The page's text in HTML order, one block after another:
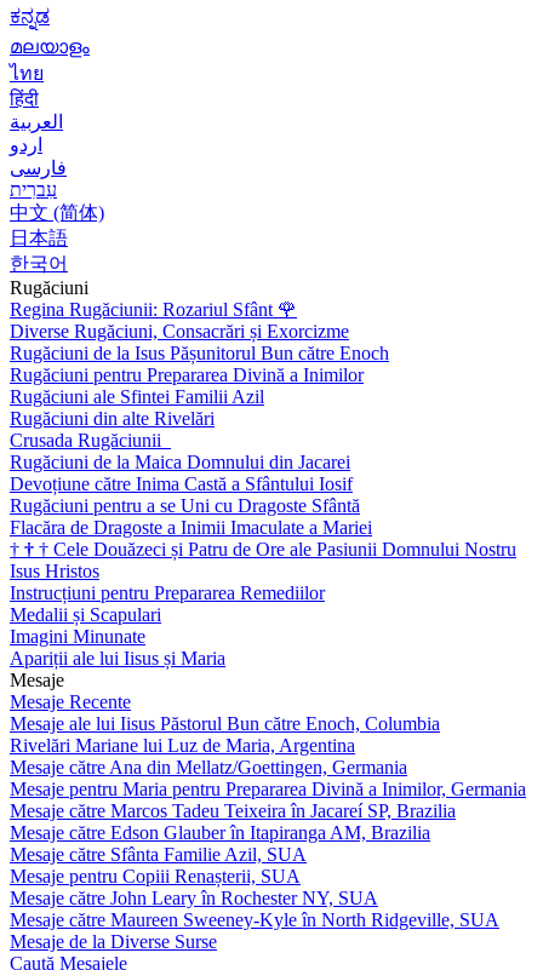
ಕನ್ನಡ
മലയാളം
ไทย
हिंदी
العربية
اردو
فارسی
עִברִית
中文 (简体)
日本語
한국어
Rugăciuni
Regina Rugăciunii: Rozariul Sfânt 🌹
Diverse Rugăciuni, Consacrări și Exorcizme
Rugăciuni de la Isus Pășunitorul Bun către Enoch
Rugăciuni pentru Prepararea Divină a Inimilor
Rugăciuni ale Sfintei Familii Azil
Rugăciuni din alte Rivelări
Crusada Rugăciunii
Rugăciuni de la Maica Domnului din Jacarei
Devoțiune către Inima Castă a Sfântului Iosif
Rugăciuni pentru a se Uni cu Dragoste Sfântă
Flacăra de Dragoste a Inimii Imaculate a Mariei
† † † Cele Douăzeci și Patru de Ore ale Pasiunii Domnului Nostru
Isus Hristos
Instrucțiuni pentru Prepararea Remediilor
Medalii și Scapulari
Imagini Minunate
Apariții ale lui Iisus și Maria
Mesaje
Mesaje Recente
Mesaje ale lui Iisus Păstorul Bun către Enoch, Columbia
Rivelări Mariane lui Luz de Maria, Argentina
Mesaje către Ana din Mellatz/Goettingen, Germania
Mesaje pentru Maria pentru Prepararea Divină a Inimilor, Germania
Mesaje către Marcos Tadeu Teixeira în Jacareí SP, Brazilia
Mesaje către Edson Glauber în Itapiranga AM, Brazilia
Mesaje către Sfânta Familie Azil, SUA
Mesaje pentru Copiii Renașterii, SUA
Mesaje către John Leary în Rochester NY, SUA
Mesaje către Maureen Sweeney-Kyle în North Ridgeville, SUA
Mesaje de la Diverse Surse
Caută Mesajele